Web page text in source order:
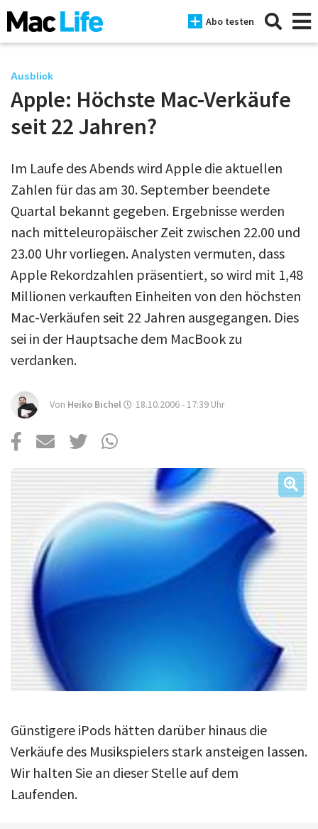
Abo testen
News
Mac
iPad
Tests
Tipps
Magazine
Über uns
Podcast
Ausblick
Apple: Höchste Mac-Verkäufe
seit 22 Jahren?
Im Laufe des Abends wird Apple die aktuellen
Zahlen für das am 30. September beendete
Quartal bekannt gegeben. Ergebnisse werden
nach mitteleuropäischer Zeit zwischen 22.00 und
23.00 Uhr vorliegen. Analysten vermuten, dass
Apple Rekordzahlen präsentiert, so wird mit 1,48
Millionen verkauften Einheiten von den höchsten
Mac-Verkäufen seit 22 Jahren ausgegangen. Dies
sei in der Hauptsache dem MacBook zu
verdanken.
Von Heiko Bichel 18.10.2006 - 17:39 Uhr
Günstigere iPods hätten darüber hinaus die
Verkäufe des Musikspielers stark ansteigen lassen.
Wir halten Sie an dieser Stelle auf dem
Laufenden.